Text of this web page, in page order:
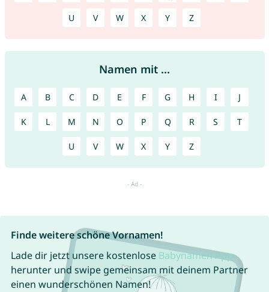
U V W X Y Z
Namen mit ...
A B C D E F G H I J
K L M N O P Q R S T
U V W X Y Z
Finde weitere schöne Vornamen!
Lade dir jetzt unsere kostenlose Babynamen App
herunter und swipe gemeinsam mit deinem Partner
einen wunderschönen Namen!